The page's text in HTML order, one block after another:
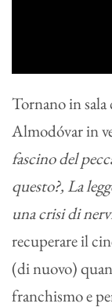
Tornano in
Almodóvar in
fascino del
questo?, La
una crisi di
recuperare il
(di nuovo)
franchismo e